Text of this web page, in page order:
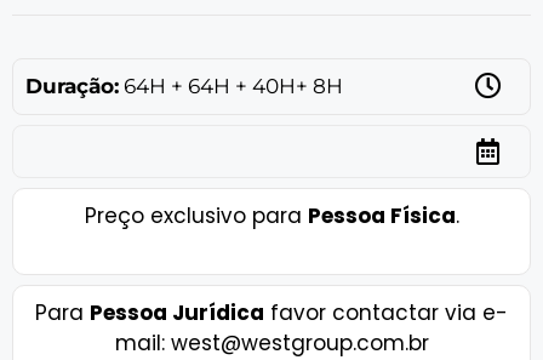
Duração: 64H + 64H + 40H+ 8H
Preço exclusivo para Pessoa Física.
Para Pessoa Jurídica favor contactar via e-
mail: west@westgroup.com.br